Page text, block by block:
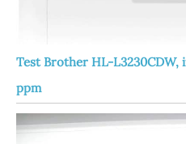
Test Brother HL-L3230CDW,
ppm